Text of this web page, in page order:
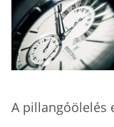
A pillangóölelés